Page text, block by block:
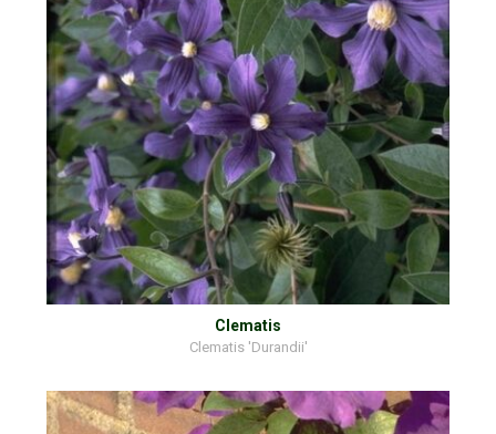
Clematis
Clematis 'Durandii'